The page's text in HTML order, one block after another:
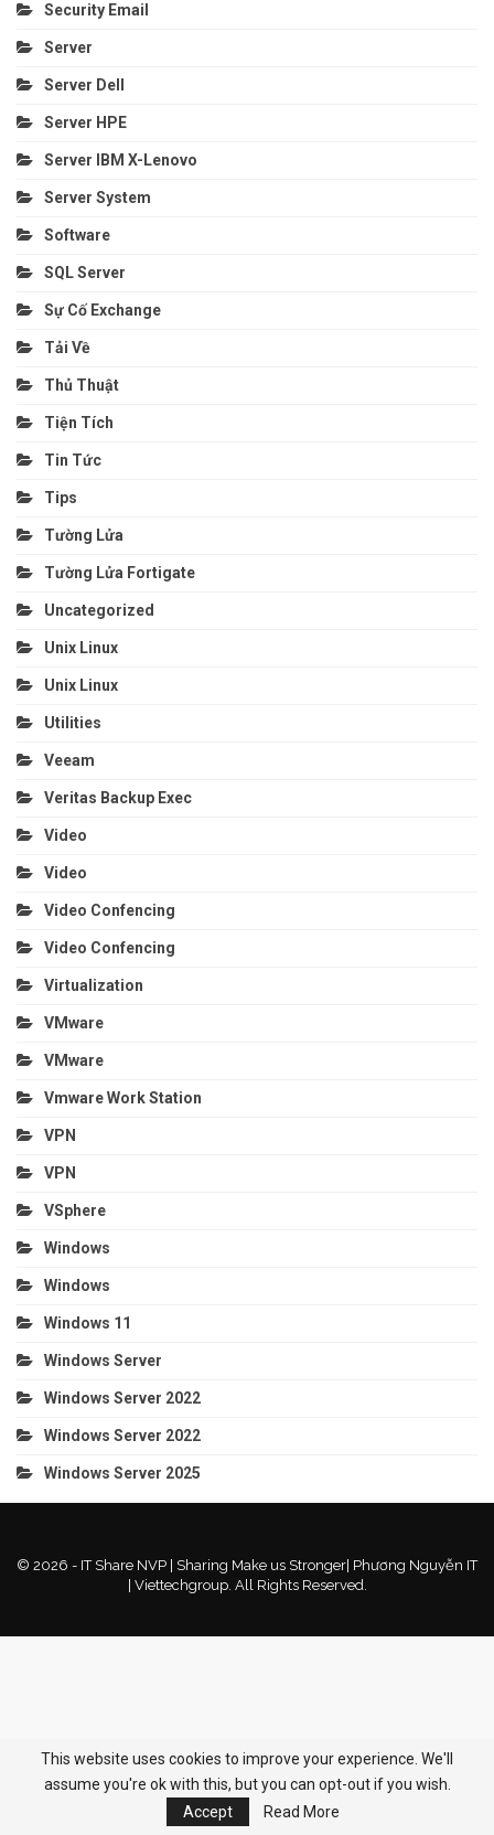
Security Email
Server
Server Dell
Server HPE
Server IBM X-Lenovo
Server System
Software
SQL Server
Sự Cố Exchange
Tải Về
Thủ Thuật
Tiện Tích
Tin Tức
Tips
Tường Lửa
Tường Lửa Fortigate
Uncategorized
Unix Linux
Unix Linux
Utilities
Veeam
Veritas Backup Exec
Video
Video
Video Confencing
Video Confencing
Virtualization
VMware
VMware
Vmware Work Station
VPN
VPN
VSphere
Windows
Windows
Windows 11
Windows Server
Windows Server 2022
Windows Server 2022
Windows Server 2025
© 2026 - IT Share NVP | Sharing Make us Stronger| Phương Nguyễn IT
| Viettechgroup. All Rights Reserved.
This website uses cookies to improve your experience. We'll
assume you're ok with this, but you can opt-out if you wish.
Accept
Read More